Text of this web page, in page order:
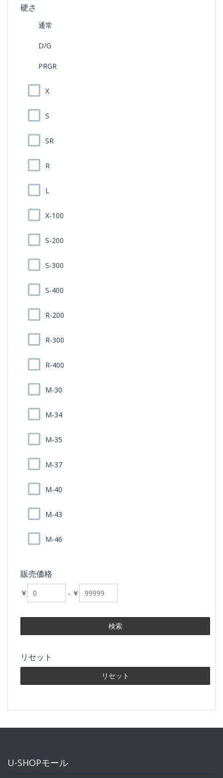
硬さ
通常
D/G
PRGR
X
S
SR
R
L
X-100
S-200
S-300
S-400
R-200
R-300
R-400
M-30
M-34
M-35
M-37
M-40
M-43
M-46
販売価格
￥ - ￥
リセット
U-SHOPモール